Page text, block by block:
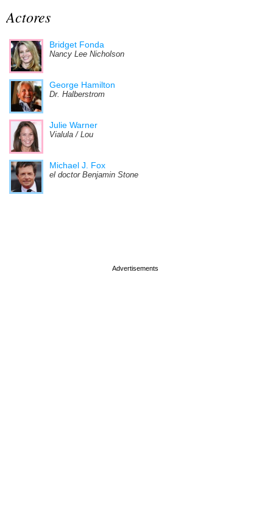
Actores
Bridget Fonda
Nancy Lee Nicholson
George Hamilton
Dr. Halberstrom
Julie Warner
Vialula / Lou
Michael J. Fox
el doctor Benjamin Stone